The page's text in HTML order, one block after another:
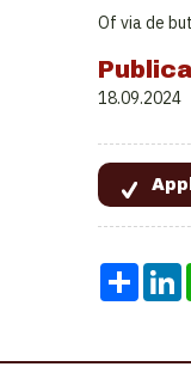
Of via de
18.09.2024
Share